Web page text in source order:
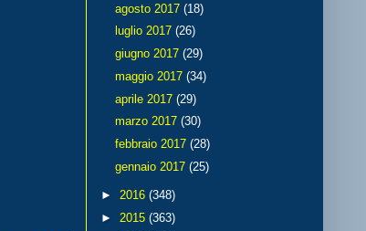
agosto 2017 (18)
luglio 2017 (26)
giugno 2017 (29)
maggio 2017 (34)
aprile 2017 (29)
marzo 2017 (30)
febbraio 2017 (28)
gennaio 2017 (25)
► 2016 (348)
► 2015 (363)